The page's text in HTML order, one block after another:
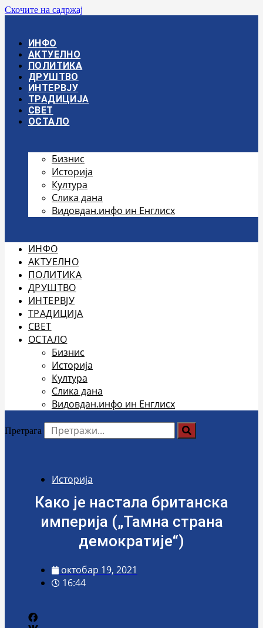
Скочите на садржај
ИНФО
АКТУЕЛНО
ПОЛИТИКА
ДРУШТВО
ИНТЕРВЈУ
ТРАДИЦИЈА
СВЕТ
ОСТАЛО
Бизнис
Историја
Култура
Слика дана
Видовдан.инфо ин Енглисх
ИНФО
АКТУЕЛНО
ПОЛИТИКА
ДРУШТВО
ИНТЕРВЈУ
ТРАДИЦИЈА
СВЕТ
ОСТАЛО
Бизнис
Историја
Култура
Слика дана
Видовдан.инфо ин Енглисх
Претрага
Историја
Како је настала британска
империја („Тамна страна
демократије“)
октобар 19, 2021
16:44